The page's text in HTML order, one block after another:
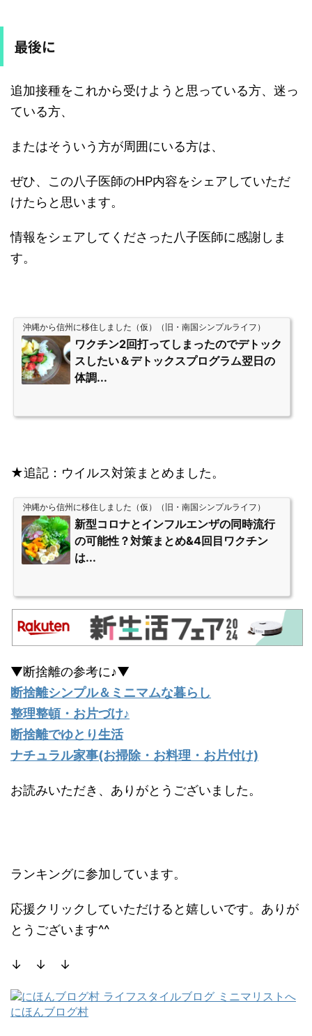
最後に
追加接種をこれから受けようと思っている方、迷っ
ている方、
またはそういう方が周囲にいる方は、
ぜひ、この八子医師のHP内容をシェアしていただ
けたらと思います。
情報をシェアしてくださった八子医師に感謝しま
す。
沖縄から信州に移住しました（仮）（旧・南国シンプルライフ）
ワクチン2回打ってしまったのでデトック
スしたい＆デトックスプログラム翌日の
体調...
★追記：ウイルス対策まとめました。
沖縄から信州に移住しました（仮）（旧・南国シンプルライフ）
新型コロナとインフルエンザの同時流行
の可能性？対策まとめ&4回目ワクチン
は...
▼断捨離の参考に♪▼
断捨離シンプル＆ミニマムな暮らし
整理整頓・お片づけ♪
断捨離でゆとり生活
ナチュラル家事(お掃除・お料理・お片付け)
お読みいただき、ありがとうございました。
ランキングに参加しています。
応援クリックしていただけると嬉しいです。ありが
とうございます^^
↓ ↓ ↓
にほんブログ村